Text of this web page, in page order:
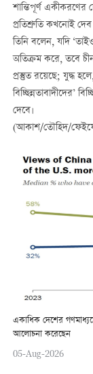
শান্তিপূর্ণ একীকরণের
প্রতিশ্রুতি কখনোই
তিনি বলেন, যদি
অতিক্রম করে, তবে
প্রস্তুত রয়েছে; যুদ্ধ
বিচ্ছিন্নতাবাদীদের’
দেবে।
(আকাশ/তৌহিদ/
একাধিক দেশের
আলোচনা করেছেন
05-Aug-2026